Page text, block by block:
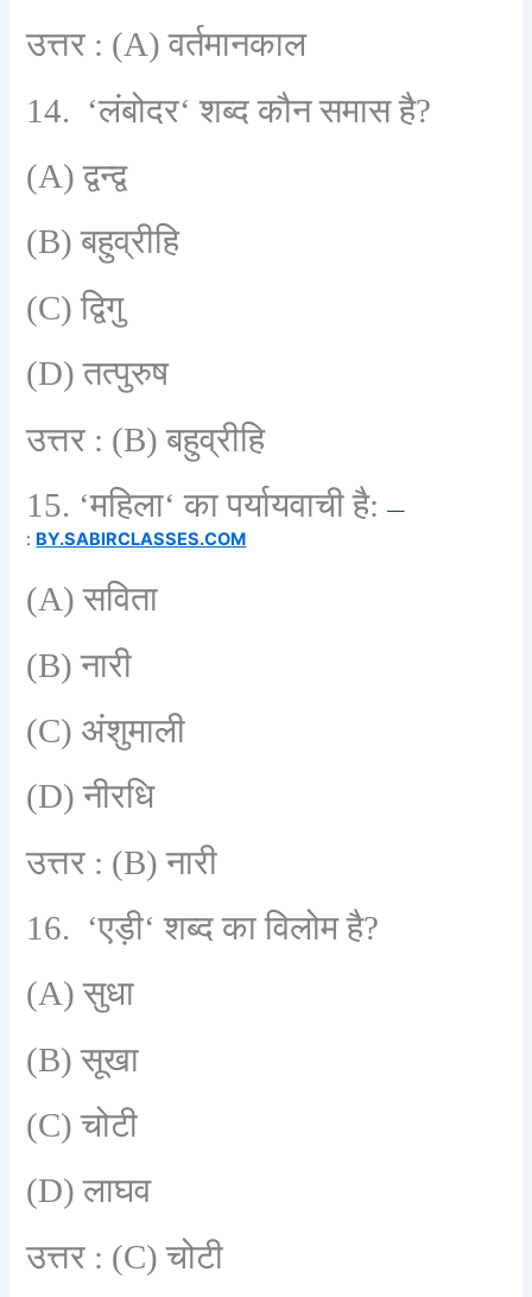
उत्तर : (A)वर्तमानकाल
14. ‘लंबोदर‘शब्द कौन समास है?
(A)द्वन्द्व
(B)बहुव्रीहि
(C)द्विगु
(D)तत्पुरुष
उत्तर : (B)बहुव्रीहि
15. ‘महिला‘का पर्यायवाची है:—
: BY.SABIRCLASSES.COM
(A)सविता
(B)नारी
(C) अंशुमाली
(D)नीरधि
उत्तर : (B)नारी
16. ‘एड़ी‘शब्द का विलोम है?
(A)सुधा
(B)सूखा
(C)चोटी
(D)लाघव
उत्तर : (C)चोटी